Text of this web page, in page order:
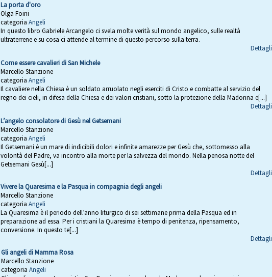
La porta d'oro
Olga Foini
categoria Angeli
In questo libro Gabriele Arcangelo ci svela molte verità sul mondo angelico, sulle realtà
ultraterrene e su cosa ci attende al termine di questo percorso sulla terra.
Dettagli
Come essere cavalieri di San Michele
Marcello Stanzione
categoria Angeli
Il cavaliere nella Chiesa è un soldato arruolato negli eserciti di Cristo e combatte al servizio del
regno dei cieli, in difesa della Chiesa e dei valori cristiani, sotto la protezione della Madonna e[...]
Dettagli
L’angelo consolatore di Gesù nel Getsemani
Marcello Stanzione
categoria Angeli
Il Getsemani è un mare di indicibili dolori e infinite amarezze per Gesù che, sottomesso alla
volontà del Padre, va incontro alla morte per la salvezza del mondo. Nella penosa notte del
Getsemani Gesù[...]
Dettagli
Vivere la Quaresima e la Pasqua in compagnia degli angeli
Marcello Stanzione
categoria Angeli
La Quaresima è il periodo dell’anno liturgico di sei settimane prima della Pasqua ed in
preparazione ad essa. Per i cristiani la Quaresima è tempo di penitenza, ripensamento,
conversione. In questo te[...]
Dettagli
Gli angeli di Mamma Rosa
Marcello Stanzione
categoria Angeli